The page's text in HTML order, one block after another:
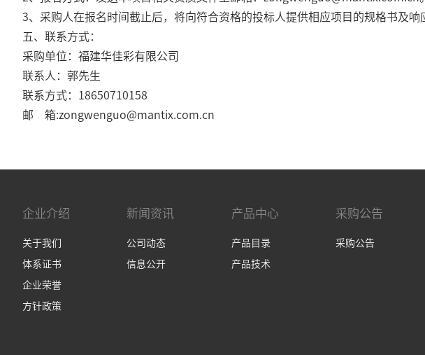
3、采购人在报名时间截止后，将向符合资格的投标人提供相应项目的规格书及
五、联系方式：
采购单位：福建华佳彩有限公司
联系人：郭先生
联系方式：18650710158
邮 箱:zongwenguo@mantix.com.cn
企业介绍
关于我们
体系证书
企业荣誉
方针政策
新闻资讯
公司动态
信息公开
产品中心
产品目录
产品技术
采购公告
采购公告